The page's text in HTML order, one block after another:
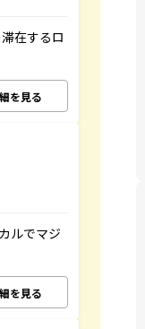
在するロ
を見る
ルでマジ
を見る